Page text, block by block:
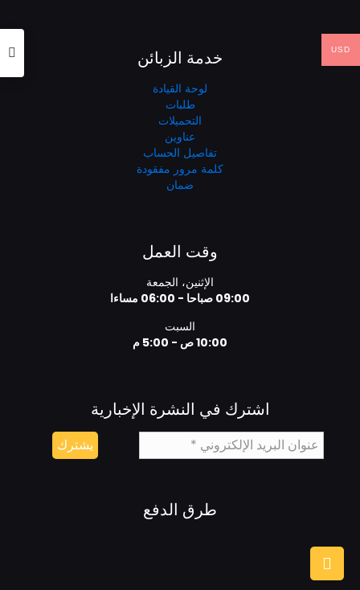
خدمة الزبائن
لوحة القيادة
طلبات
التحميلات
عناوين
تفاصيل الحساب
كلمة مرور مفقودة
ضمان
وقت العمل
الإثنين، الجمعة
09:00 صباحا - 06:00 مساءا
السبت
10:00 ص - 5:00 م
اشترك في النشرة الإخبارية
طرق الدفع
USD